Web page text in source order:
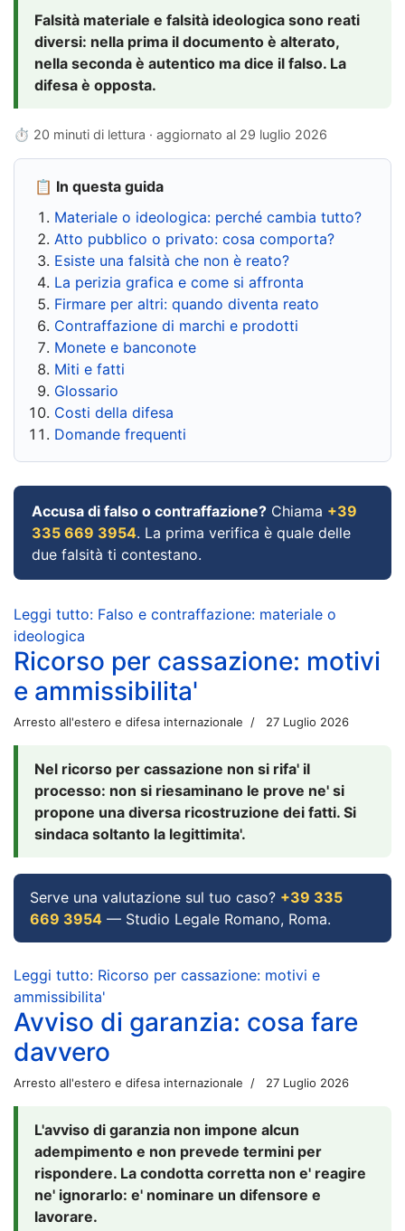
Falsità materiale e falsità ideologica sono reati
diversi: nella prima il documento è alterato,
nella seconda è autentico ma dice il falso. La
difesa è opposta.
⏱ 20 minuti di lettura · aggiornato al 29 luglio 2026
📋 In questa guida
Materiale o ideologica: perché cambia tutto?
Atto pubblico o privato: cosa comporta?
Esiste una falsità che non è reato?
La perizia grafica e come si affronta
Firmare per altri: quando diventa reato
Contraffazione di marchi e prodotti
Monete e banconote
Miti e fatti
Glossario
Costi della difesa
Domande frequenti
Accusa di falso o contraffazione? Chiama +39
335 669 3954. La prima verifica è quale delle
due falsità ti contestano.
Leggi tutto: Falso e contraffazione: materiale o
ideologica
Ricorso per cassazione: motivi
e ammissibilita'
Arresto all'estero e difesa internazionale 27 Luglio 2026
Nel ricorso per cassazione non si rifa' il
processo: non si riesaminano le prove ne' si
propone una diversa ricostruzione dei fatti. Si
sindaca soltanto la legittimita'.
Serve una valutazione sul tuo caso? +39 335
669 3954 — Studio Legale Romano, Roma.
Leggi tutto: Ricorso per cassazione: motivi e
ammissibilita'
Avviso di garanzia: cosa fare
davvero
Arresto all'estero e difesa internazionale 27 Luglio 2026
L'avviso di garanzia non impone alcun
adempimento e non prevede termini per
rispondere. La condotta corretta non e' reagire
ne' ignorarlo: e' nominare un difensore e
lavorare.